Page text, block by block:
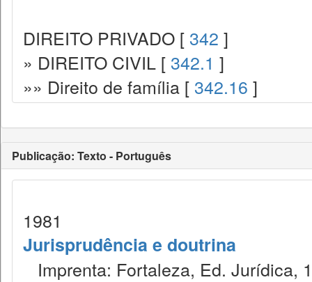
DIREITO PRIVADO [ 342 ]
» DIREITO CIVIL [ 342.1 ]
»» Direito de família [ 342.16 ]
Publicação: Texto - Português
1981
Jurisprudência e doutrina
Imprenta: Fortaleza, Ed. Jurídica,